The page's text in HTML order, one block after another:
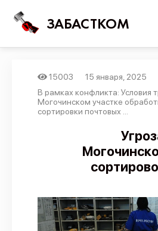
ЗАБАСТКОМ
Войти
Новости
Карта
Отчеты
Предложить
15003
15 января, 2025
В рамках конфликта: Условия
Могочинском участке
сортировки почтовых ...